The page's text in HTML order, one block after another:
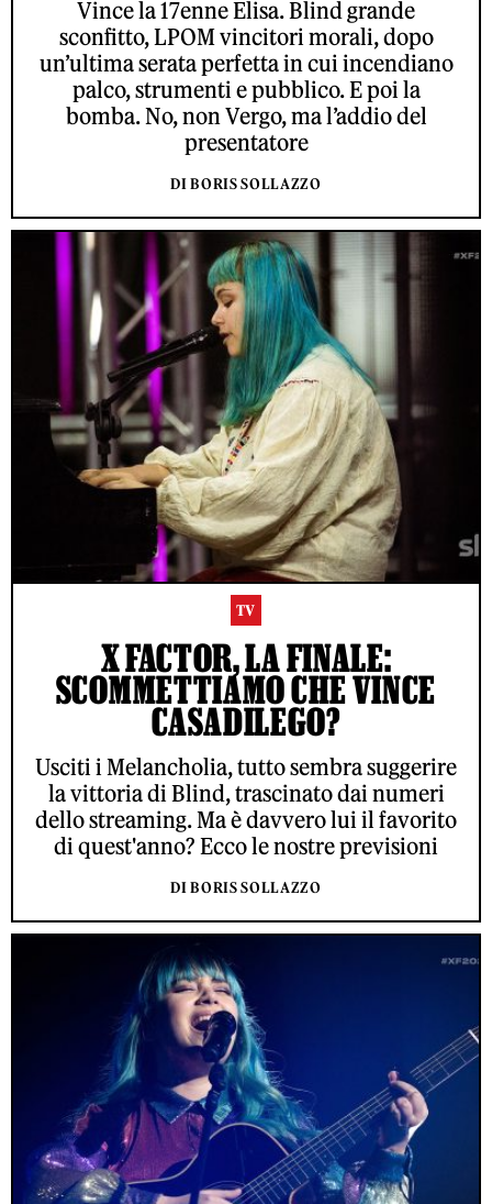
Vince la 17enne Elisa. Blind grande
sconfitto, LPOM vincitori morali, dopo
un’ultima serata perfetta in cui incendiano
palco, strumenti e pubblico. E poi la
bomba. No, non Vergo, ma l’addio del
presentatore
DI BORIS SOLLAZZO
TV
X FACTOR, LA FINALE:
SCOMMETTIAMO CHE VINCE
CASADILEGO?
Usciti i Melancholia, tutto sembra suggerire
la vittoria di Blind, trascinato dai numeri
dello streaming. Ma è davvero lui il favorito
di quest'anno? Ecco le nostre previsioni
DI BORIS SOLLAZZO